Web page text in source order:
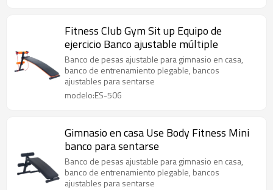
Fitness Club Gym Sit up Equipo de
ejercicio Banco ajustable múltiple
Banco de pesas ajustable para gimnasio en casa,
banco de entrenamiento plegable, bancos
ajustables para sentarse
modelo:ES-506
Gimnasio en casa Use Body Fitness Mini
banco para sentarse
Banco de pesas ajustable para gimnasio en casa,
banco de entrenamiento plegable, bancos
ajustables para sentarse